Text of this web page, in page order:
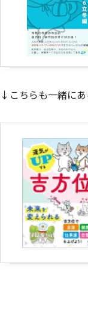
↓こちらも一緒に